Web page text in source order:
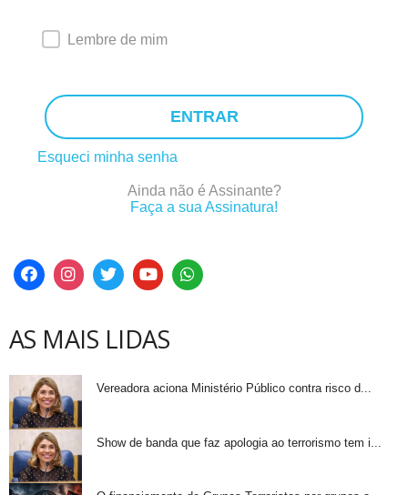
Lembre de mim
ENTRAR
Esqueci minha senha
Ainda não é Assinante?
Faça a sua Assinatura!
AS MAIS LIDAS
Vereadora aciona Ministério Público contra risco d...
Show de banda que faz apologia ao terrorismo tem i...